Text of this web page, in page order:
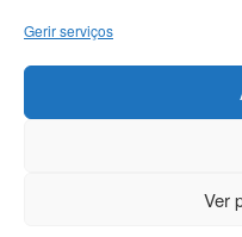
Gerir serviços
Ver
Termos e Condições